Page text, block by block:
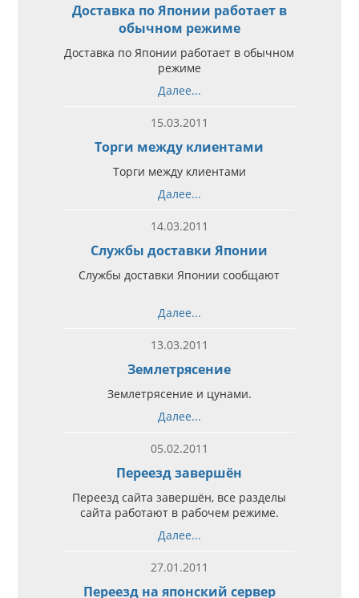
Доставка по Японии работает в
обычном режиме
Доставка по Японии работает в обычном
режиме
Далее...
15.03.2011
Торги между клиентами
Торги между клиентами
Далее...
14.03.2011
Службы доставки Японии
Службы доставки Японии сообщают
Далее...
13.03.2011
Землетрясение
Землетрясение и цунами.
Далее...
05.02.2011
Переезд завершён
Переезд сайта завершён, все разделы
сайта работают в рабочем режиме.
Далее...
27.01.2011
Переезд на японский сервер